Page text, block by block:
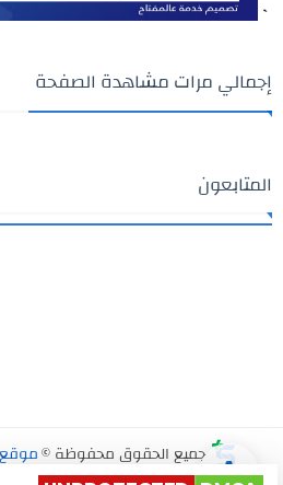
`
إجمالي مرات مشاهدة الصفحة
المتابعون
جميع الحقوق محفوظة ©